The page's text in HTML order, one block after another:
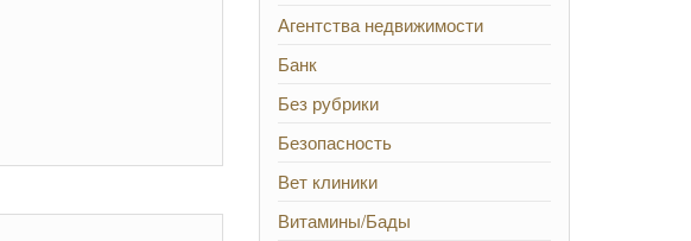
Агентства недвижимости
Банк
Без рубрики
Безопасность
Вет клиники
Витамины/Бады